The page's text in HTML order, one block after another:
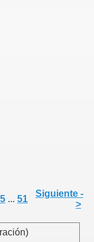
... 51
Siguiente -
>